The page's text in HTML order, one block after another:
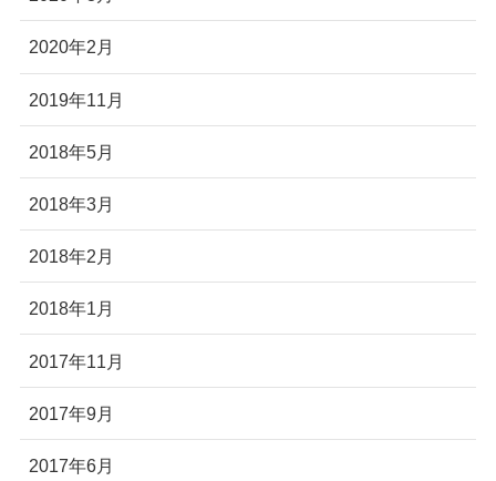
2020年2月
2019年11月
2018年5月
2018年3月
2018年2月
2018年1月
2017年11月
2017年9月
2017年6月